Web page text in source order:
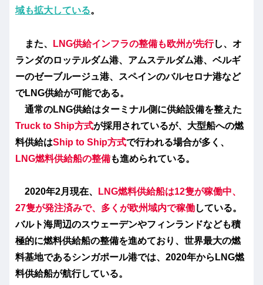
域も拡大している。
また、 LNG供給インフラの整備も欧州が先行し、オ
ランダのロッテルダム港、アムステルダム港、ベルギ
ーのゼーブルージュ港、スペインのバルセロナ港など
でLNG供給が可能である。
通常のLNG供給はターミナル側に供給設備を整えた
Truck to Ship方式が採用されているが、大型船への燃
料供給はShip to Ship方式で行われる場合が多く、
LNG燃料供給船の整備も進められている。
2020年2月現在、
LNG燃料供給船は12隻が稼働中、
27隻が発注済みで、多くが欧州域内で稼働している。
バルト海周辺のスウェーデンやフィンランドなども積
極的に燃料供給船の整備を進めており、世界最大の燃
料基地であるシンガポール港では、2020年からLNG燃
料供給船が航行している。